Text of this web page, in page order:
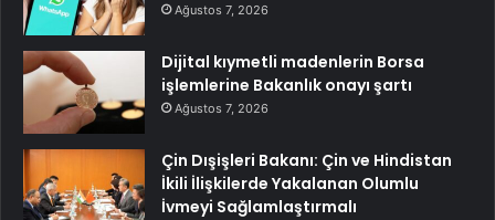
Ağustos 7, 2026
Dijital kıymetli madenlerin Borsa
işlemlerine Bakanlık onayı şartı
Ağustos 7, 2026
Çin Dışişleri Bakanı: Çin ve Hindistan
İkili İlişkilerde Yakalanan Olumlu
İvmeyi Sağlamlaştırmalı